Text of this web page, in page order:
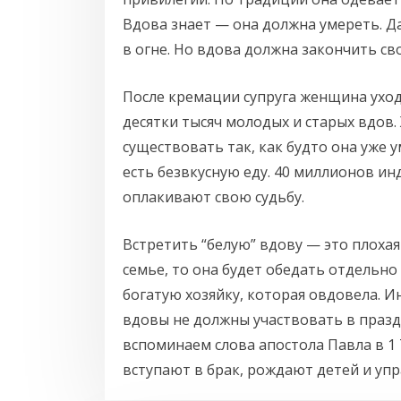
Вдова знает — она должна умереть.
в огне. Но вдова должна закончить
После кремации супруга женщина
десятки тысяч молодых и старых
существовать так, как будто она уже
есть безвкусную еду. 40 миллионов
оплакивают свою судьбу.
Встретить “белую” вдову — это
семье, то она будет обедать
богатую хозяйку, которая овдовела.
вдовы не должны участвовать в
вспоминаем слова апостола Павла в
вступают в брак, рождают детей и